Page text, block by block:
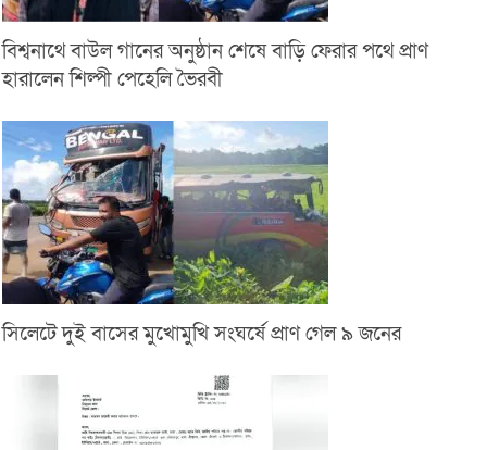
বিশ্বনাথে বাউল গানের অনুষ্ঠান শেষে বাড়ি ফেরার পথে প্রাণ
হারালেন শিল্পী পেহেলি ভৈরবী
সিলেটে দুই বাসের মুখোমুখি সংঘর্ষে প্রাণ গেল ৯ জনের